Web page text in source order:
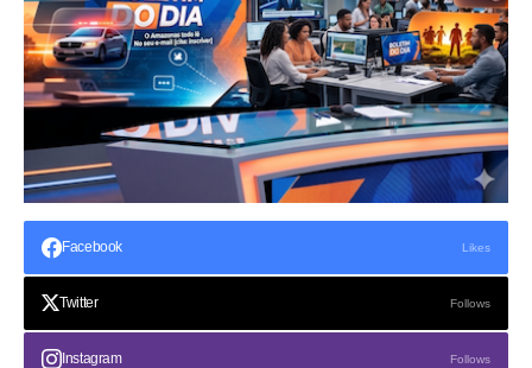
Facebook Likes
Twitter Follows
Instagram Follows